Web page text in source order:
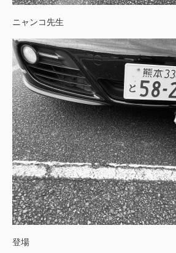
ニャンコ先生
登場